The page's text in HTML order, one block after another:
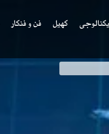
کھیل فن و فنکار